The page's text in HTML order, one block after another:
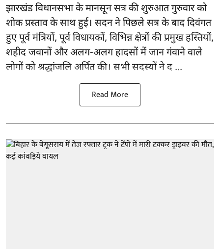
झारखंडविधानसभा के मानसून सत्र की शुरुआत गुरुवार को
शोक प्रस्ताव के साथ हुई। सदन ने पिछले सत्र के बाद दिवंगत
हुए पूर्व मंत्रियों, पूर्व विधायकों, विभिन्न क्षेत्रों की प्रमुख हस्तियों,
शहीद जवानों और अलग-अलग हादसों में जान गंवाने वाले
लोगों को श्रद्धांजलि अर्पित की। सभी सदस्यों ने द ...
Read More